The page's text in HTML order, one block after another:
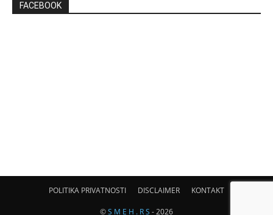
FACEBOOK
POLITIKA PRIVATNOSTI DISCLAIMER KONTAKT
©S M E H . R S - 2026